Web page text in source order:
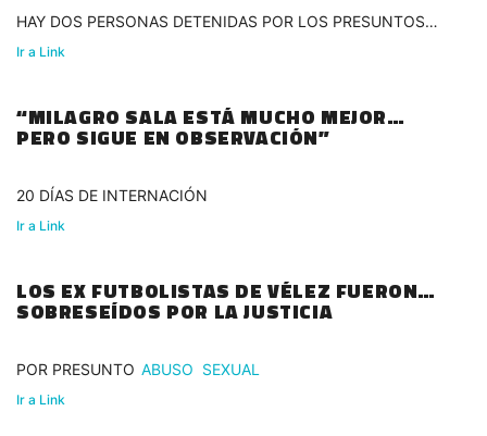
HAY DOS PERSONAS DETENIDAS POR LOS PRESUNTOS
HECHOS
Ir a Link
“MILAGRO SALA ESTÁ MUCHO MEJOR
PERO SIGUE EN OBSERVACIÓN”
20 DÍAS DE INTERNACIÓN
Ir a Link
LOS EX FUTBOLISTAS DE VÉLEZ FUERON
SOBRESEÍDOS POR LA JUSTICIA
POR PRESUNTO ABUSO SEXUAL
Ir a Link